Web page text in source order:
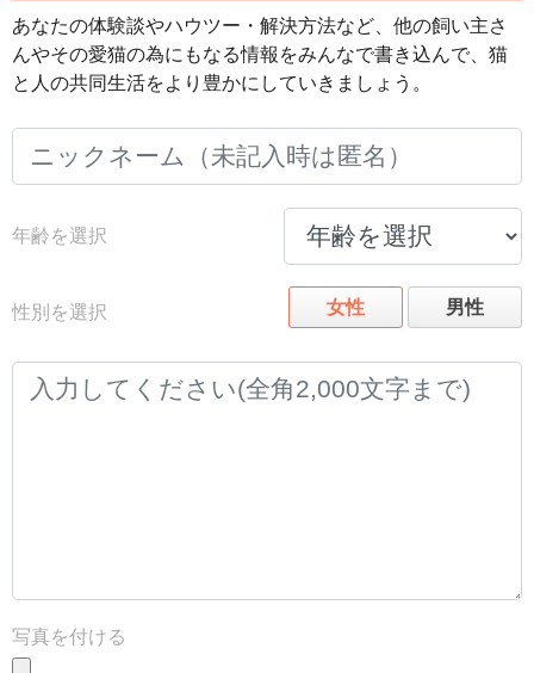
あなたの体験談やハウツー・解決方法など、他の飼い主さ
んやその愛猫の為にもなる情報をみんなで書き込んで、猫
と人の共同生活をより豊かにしていきましょう。
年齢を選択
性別を選択 女性 男性
写真を付ける